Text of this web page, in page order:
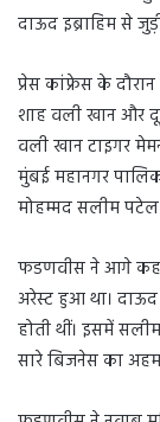
दाऊद इब्राहिम से
प्रेस कांफ्रेस के
शाह वली खान और
वली खान टाइगर
मुंबई महानगर
मोहम्मद सलीम पटेल
फडणवीस ने आगे
अरेस्ट हुआ था।
होती थीं। इसमें
सारे बिजनेस का अहम